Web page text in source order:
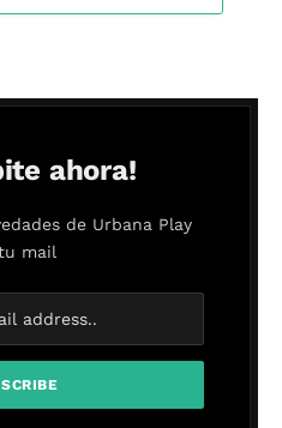
ahora!
de Urbana Play
mail